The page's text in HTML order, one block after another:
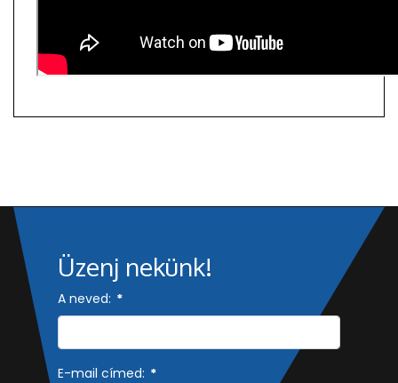
Üzenj nekünk!
A neved: *
E-mail címed: *